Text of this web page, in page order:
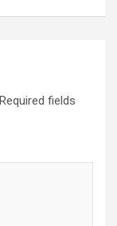
Required fields